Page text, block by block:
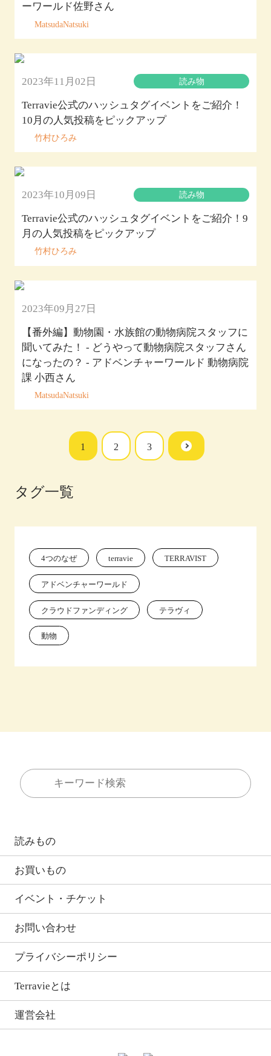
ーワールド佐野さん
MatsudaNatsuki
2023年11月02日 読み物
Terravie公式のハッシュタグイベントをご紹介！
10月の人気投稿をピックアップ
竹村ひろみ
2023年10月09日 読み物
Terravie公式のハッシュタグイベントをご紹介！9
月の人気投稿をピックアップ
竹村ひろみ
2023年09月27日
【番外編】動物園・水族館の動物病院スタッフに
聞いてみた！ - どうやって動物病院スタッフさん
になったの？ - アドベンチャーワールド 動物病院
課 小西さん
MatsudaNatsuki
1 2 3
タグ一覧
4つのなぜ terravie TERRAVIST
アドベンチャーワールド
クラウドファンディング テラヴィ
動物
読みもの
お買いもの
イベント・チケット
お問い合わせ
プライバシーポリシー
Terravieとは
運営会社